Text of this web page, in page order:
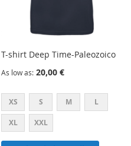
T-shirt Deep Time-Paleozoico
As low as 20,00 €
XS S M L
XL XXL